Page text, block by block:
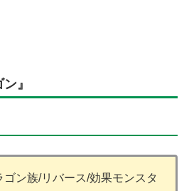
』
ゴン族/リバース/効果モンスタ